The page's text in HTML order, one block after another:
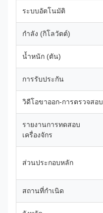
ระบบอัตโนมัติ
กำลัง (กิโลวัตต์)
น้ำหนัก (ตัน)
การรับประกัน
วิดีโอขาออก-การตรวจสอบ
รายงานการทดสอบ
เครื่องจักร
ส่วนประกอบหลัก
สถานที่กำเนิด